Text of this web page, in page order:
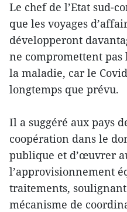
Le chef de l’Etat sud-
que les voyages
développeront
ne compromettent
la maladie, car le
longtemps que prévu.
Il a suggéré aux pays
coopération dans le
publique et d’œuvrer
l’approvisionnement
traitements,
mécanisme de